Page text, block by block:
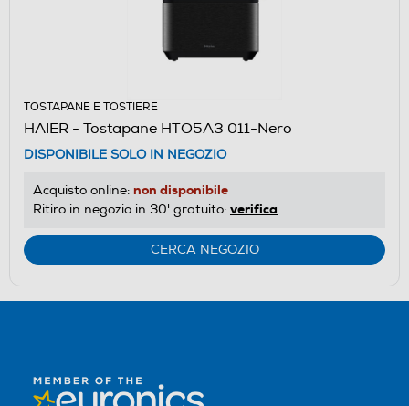
TOSTAPANE E TOSTIERE
HAIER - Tostapane HTO5A3 011-Nero
DISPONIBILE SOLO IN NEGOZIO
Acquisto online: non disponibile
Ritiro in negozio in 30' gratuito: verifica
CERCA NEGOZIO